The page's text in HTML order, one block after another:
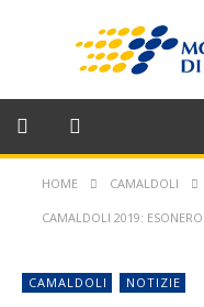
HOME CAMALDOLI
CAMALDOLI 2019:
CAMALDOLI NOTIZIE